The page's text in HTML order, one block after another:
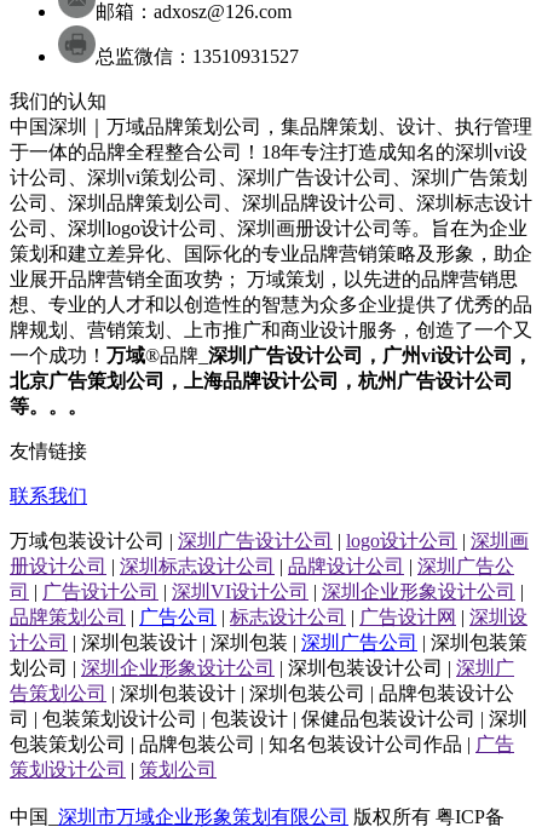
邮箱：adxosz@126.com
总监微信：13510931527
我们的认知
中国深圳｜万域品牌策划公司，集品牌策划、设计、执行管理
于一体的品牌全程整合公司！18年专注打造成知名的深圳 vi设
计公司 深圳 vi策划 公司 深圳 广告设计公司 深圳 广告策划
公司
深圳 品牌策划 公司 深圳 品牌设计公司 深圳 标志设计
公司
深圳 logo设计公司 深圳 画册设计公司 等。旨在为企业
策划和建立差异化、国际化的专业品牌营销策略及形象，助企
业展开品牌营销全面攻势； 万域策划，以先进的品牌营销思
想、专业的人才和以创造性的智慧为众多企业提供了优秀的品
牌规划、营销策划、上市推广和商业设计服务， 创造了一个又
一个成功！ 万域®品牌_ 深圳 广告设计公司 ，广州vi设计公司
，
北京广告策划公司 ，上海品牌设计公司 ，杭州 广告设计公司
等。。。
友情链接
联系我们
万域包装设计公司 | 深圳广告设计公司 | logo设计公司 | 深圳画
册设计公司 | 深圳标志设计公司 | 品牌设计公司 | 深圳广告公
司 | 广告设计公司 | 深圳VI设计公司 | 深圳企业形象设计公司 |
品牌策划公司 | 广告公司 | 标志设计公司 | 广告设计网 | 深圳设
计公司 | 深圳包装设计 | 深圳包装 | 深圳广告公司 | 深圳包装策
划公司 | 深圳企业形象设计公司 | 深圳包装设计公司 | 深圳广
告策划公司 | 深圳包装设计 | 深圳包装公司 | 品牌包装设计公
司 | 包装策划设计公司 | 包装设计 | 保健品包装设计公司 | 深圳
包装策划公司 | 品牌包装公司 | 知名包装设计公司作品 | 广告
策划设计公司 | 策划公司
中国_ 深圳市万域企业形象策划有限公司 版权所有 粤ICP备